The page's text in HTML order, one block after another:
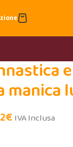
manica
€ IVA Inclusa